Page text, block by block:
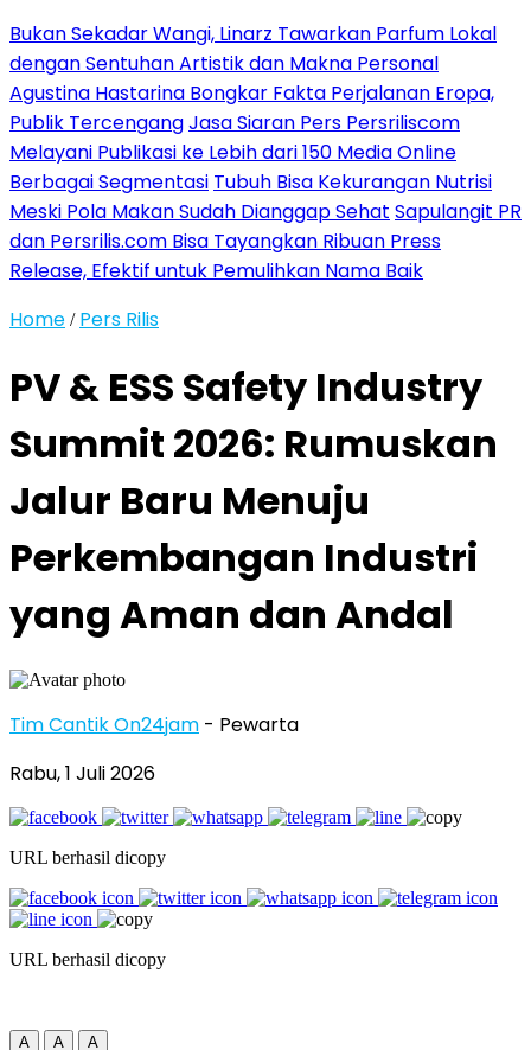
Bukan Sekadar Wangi, Linarz Tawarkan Parfum Lokal
dengan Sentuhan Artistik dan Makna Personal
Agustina Hastarina Bongkar Fakta Perjalanan Eropa,
Publik TercengangJasa Siaran Pers Persriliscom
Melayani Publikasi ke Lebih dari 150 Media Online
Berbagai Segmentasi Tubuh Bisa Kekurangan Nutrisi
Meski Pola Makan Sudah Dianggap Sehat Sapulangit PR
dan Persrilis.com Bisa Tayangkan Ribuan Press
Release, Efektif untuk Pemulihkan Nama Baik
Home / Pers Rilis
PV & ESS Safety Industry
Summit 2026: Rumuskan
Jalur Baru Menuju
Perkembangan Industri
yang Aman dan Andal
Tim Cantik On24jam - Pewarta
Rabu, 1 Juli 2026
URL berhasil dicopy
URL berhasil dicopy
A A A